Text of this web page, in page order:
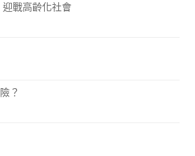
戰高齡化社會
？